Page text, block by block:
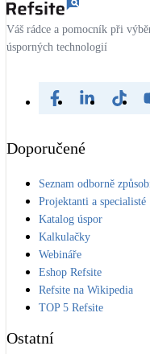
Váš rádce a pomocník při
úsporných technologií
Doporučené
Seznam odborně
Projektanti a specialisté
Katalog úspor
Kalkulačky
Webináře
Eshop Refsite
Refsite na Wikipedia
TOP 5 Refsite
Ostatní